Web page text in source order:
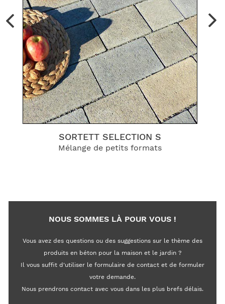
SORTETT SELECTION S
Mélange de petits formats
NOUS SOMMES LÀ POUR VOUS !
Vous avez des questions ou des suggestions sur le thème des
produits en béton pour la maison et le jardin ?
Il vous suffit d'utiliser le formulaire de contact et de formuler
votre demande.
Nous prendrons contact avec vous dans les plus brefs délais.